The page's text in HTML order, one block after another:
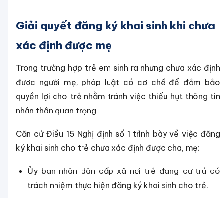
Giải quyết đăng ký khai sinh khi chưa
xác định được mẹ
Trong trường hợp trẻ em sinh ra nhưng chưa xác định
được người mẹ, pháp luật có cơ chế để đảm bảo
quyền lợi cho trẻ nhằm tránh việc thiếu hụt thông tin
nhân thân quan trọng.
Căn cứ Điều 15 Nghị định số 1 trình bày về việc đăng
ký khai sinh cho trẻ chưa xác định được cha, mẹ:
Ủy ban nhân dân cấp xã nơi trẻ đang cư trú có
trách nhiệm thực hiện đăng ký khai sinh cho trẻ.